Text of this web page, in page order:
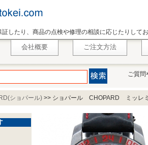
したり、商品の点検や修理の相談に応じたりして
会社概要 ご注文方法
ご質問
ショパール) >> ショパール CHOPARD ミッ